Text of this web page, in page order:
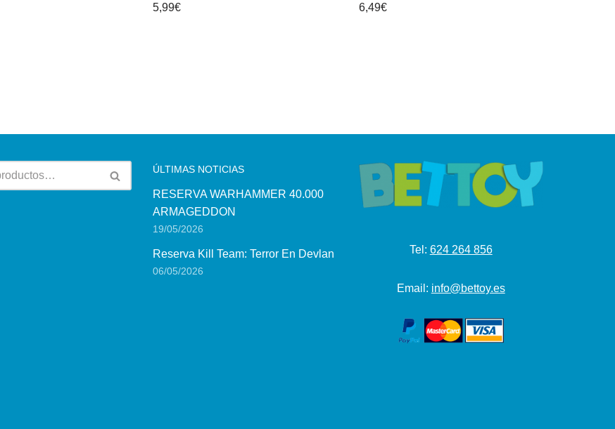
5,99€ 6,49€
ÚLTIMAS NOTICIAS
RESERVA WARHAMMER 40.000
ARMAGEDDON
19/05/2026
Reserva Kill Team: Terror En Devlan
06/05/2026
Tel: 624 264 856
Email: info@bettoy.es